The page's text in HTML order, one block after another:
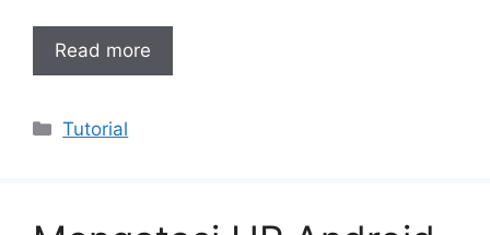
Read more
Categories
Tutorial